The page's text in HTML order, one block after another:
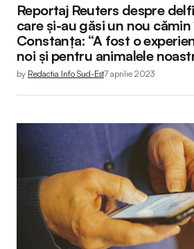
Reportaj Reuters despre
care și-au găsi un nou
Constanța: “A fost o
noi și pentru animalele
by Redactia Info Sud-Est7 aprilie 2023